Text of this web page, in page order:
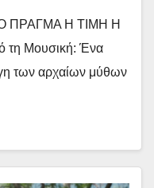
ΠΡΑΓΜΑ Η ΤΙΜΗ Η
τη Μουσική: Ένα
των αρχαίων μύθων